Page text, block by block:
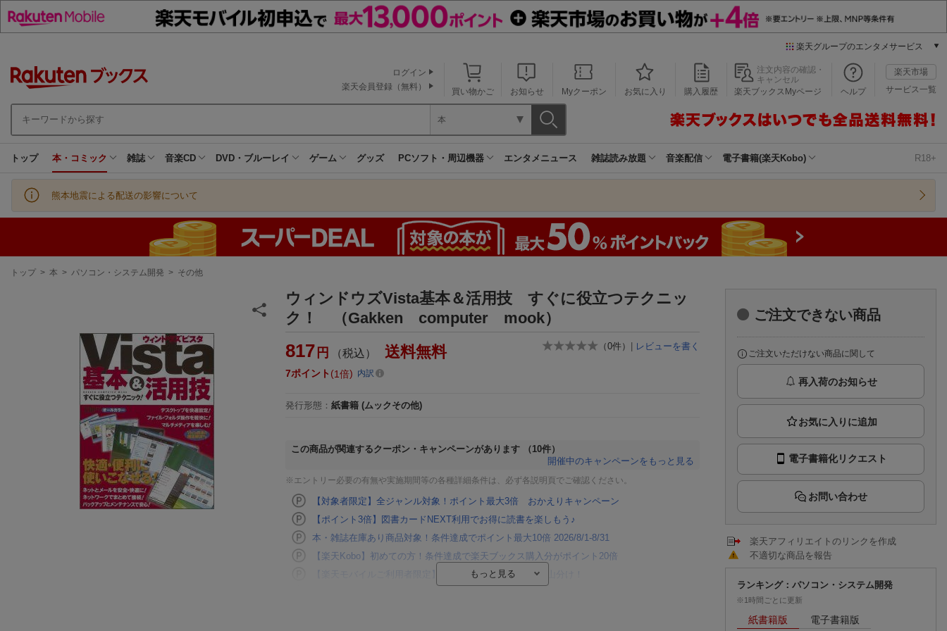
楽天グループのエンタメサービス
本/ゲーム/CD/DVD
楽天ブックス
楽天Kobo
楽天チケット
エンタメニュース
推し楽
買い物かご お知らせ Myクーポン お気に入り 購入履歴
注文内容の確認・
キャンセル
楽天ブックスMyページ
ヘルプ
楽天市場
サービス一覧
ログイン
楽天会員登録（無料）
本
トップ 本・コミック 雑誌 音楽CD DVD・ブルーレイ ゲーム グッズ PCソフト・周辺機器 エンタメニュース 雑誌読み放題 音楽配信 電子書籍(楽天Kobo) R18+
熊本地震による配送の影響について
現
トップ > 本 > パソコン・システム開発 > その他
ウィンドウズVista基本＆活用技 すぐに役立つテクニッ
ク！ （Gakken computer mook）
（0件） | レビューを書く
817 円 （税込） 送料無料
7ポイント 1倍 内訳
発行形態 ： 紙書籍 (ムックその他)
この商品が関連するクーポン・キャンペーンがあります
（10件）
開催中のキャンペーンをもっと見る
※エントリー必要の有無や実施期間等の各種詳細条件は、必ず各説明頁でご確認ください。
【対象者限定】全ジャンル対象！ポイント最大3倍 おかえりキャンペーン
【ポイント3倍】図書カードNEXT利用でお得に読書を楽しもう♪
本・雑誌在庫あり商品対象！条件達成でポイント最大10倍 2026/8/1-8/31
【楽天Kobo】初めての方！条件達成で楽天ブックス購入分がポイント20倍
【楽天モバイルご利用者限定】条件達成で100万ポイント山分け！
ご注文できない商品
ご注文いただけない商品に関して
再入荷のお知らせ
電子書籍化リクエスト
お問い合わせ
楽天アフィリエイトのリンクを作成
不適切な商品を報告
ランキング：パソコン・システム開発
※1時間ごとに更新
紙書籍版 電子書籍版